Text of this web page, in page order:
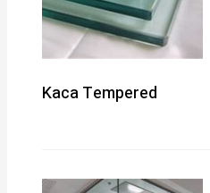
Kaca Tempered